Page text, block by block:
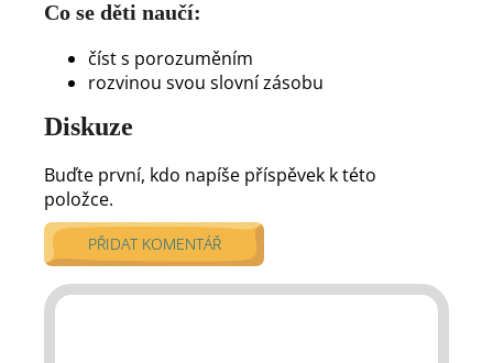
Co se děti naučí:
číst s porozuměním
rozvinou svou slovní zásobu
Diskuze
Buďte první, kdo napíše příspěvek k této
položce.
PŘIDAT KOMENTÁŘ